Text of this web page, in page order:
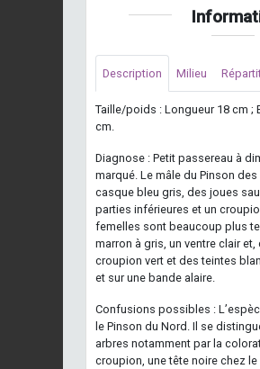
Description Milieu
Taille/poids : Longueur 18 cm ;
cm.
Diagnose : Petit passereau à
marqué. Le mâle du Pinson
casque bleu gris, des joues
parties inférieures et un
femelles sont beaucoup plus
marron à gris, un ventre clair et,
croupion vert et des teintes
et sur une bande alaire.
Confusions possibles :
le Pinson du Nord. Il se
arbres notamment par la
croupion, une tête noire chez